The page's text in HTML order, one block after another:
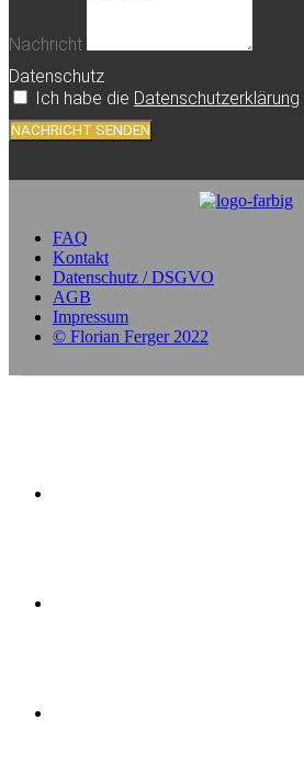
Nachricht
Datenschutz
Ich habe die Datenschutzerklärung
NACHRICHT SENDEN
FAQ
Kontakt
Datenschutz / DSGVO
AGB
Impressum
© Florian Ferger 2022